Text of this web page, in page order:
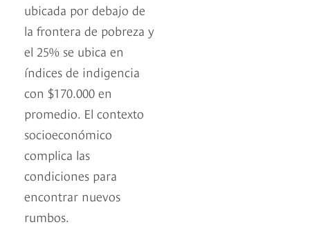
ubicada por debajo de
la frontera de pobreza y
el 25% se ubica en
índices de indigencia
con $170.000 en
promedio. El contexto
socioeconómico
complica las
condiciones para
encontrar nuevos
rumbos.